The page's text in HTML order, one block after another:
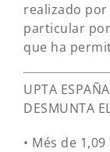
realizado por
particular
que ha
UPTA
DESMUNTA
• Més de